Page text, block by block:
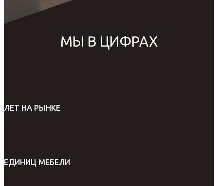
МЫ В ЦИФРАХ
ЛЕТ НА РЫНКЕ
ЕДИНИЦ МЕБЕЛИ